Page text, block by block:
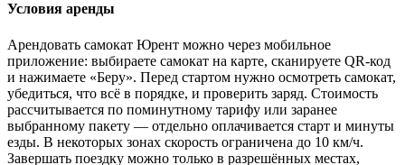
Условия аренды
Арендовать самокат Юрент можно через мобильное
приложение: выбираете самокат на карте, сканируете QR-код
и нажимаете «Беру». Перед стартом нужно осмотреть самокат,
убедиться, что всё в порядке, и проверить заряд. Стоимость
рассчитывается по поминутному тарифу или заранее
выбранному пакету — отдельно оплачивается старт и минуты
езды. В некоторых зонах скорость ограничена до 10 км/ч.
Завершать поездку можно только в разрешённых местах,